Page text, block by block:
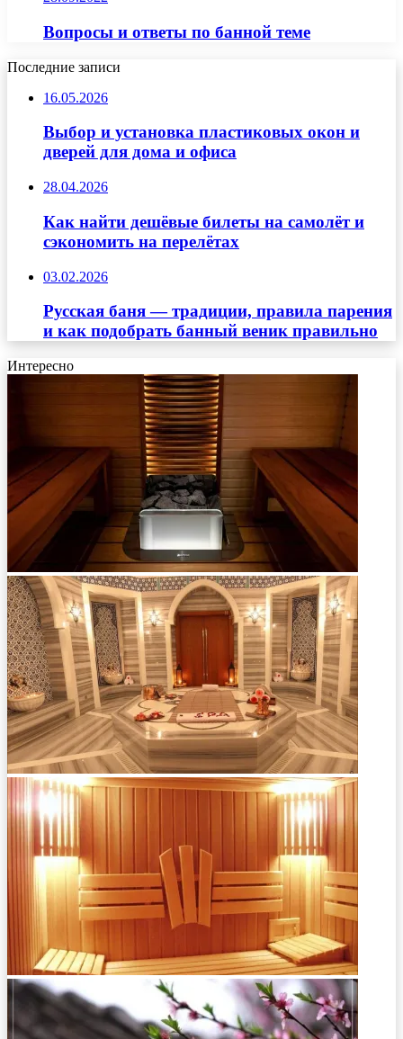
Вопросы и ответы по банной теме
Последние записи
16.05.2026
Выбор и установка пластиковых окон и
дверей для дома и офиса
28.04.2026
Как найти дешёвые билеты на самолёт и
сэкономить на перелётах
03.02.2026
Русская баня — традиции, правила парения
и как подобрать банный веник правильно
Интересно